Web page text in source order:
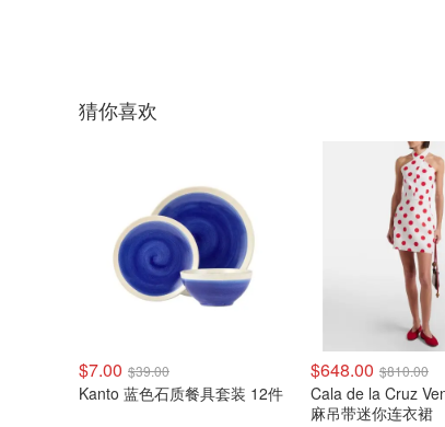
猜你喜欢
$7.00 $39.00
Kanto 蓝色石质餐具套装 12件
$648.00 $810.00
Cala de la Cruz
麻吊带迷你连衣裙